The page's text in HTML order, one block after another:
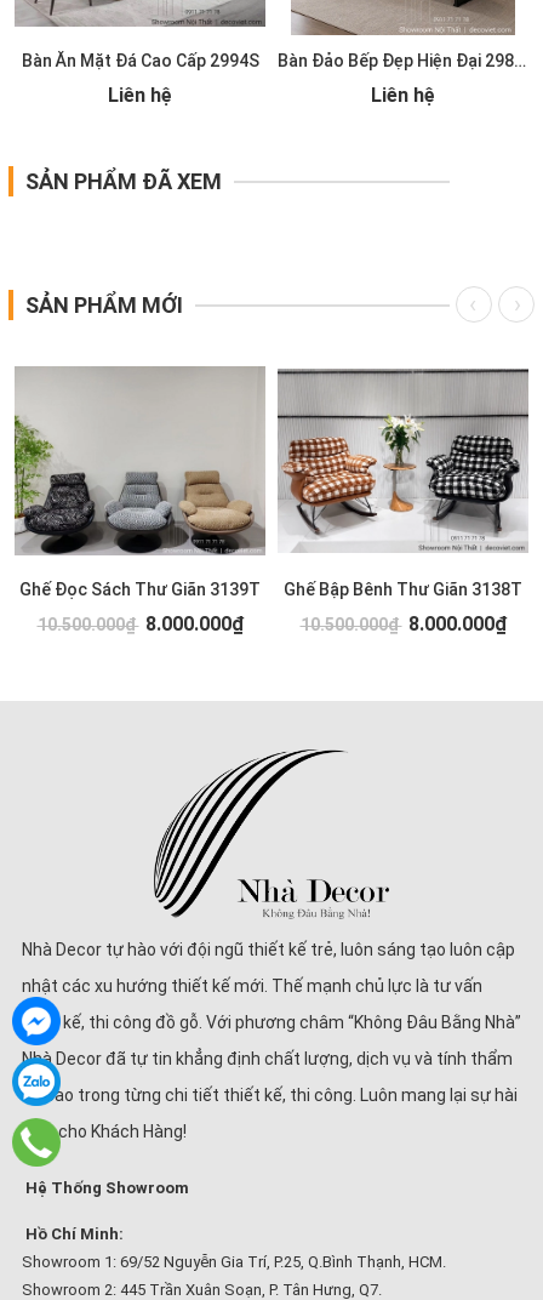
Bàn Ăn Mặt Đá Cao Cấp 2994S
Liên hệ
Bàn Đảo Bếp Đẹp Hiện Đại 2986S
Liên hệ
SẢN PHẨM ĐÃ XEM
SẢN PHẨM MỚI
Ghế Đọc Sách Thư Giãn 3139T
10.500.000₫ 8.000.000₫
Ghế Bập Bênh Thư Giãn 3138T
10.500.000₫ 8.000.000₫
Nhà Decor tự hào với đội ngũ thiết kế trẻ, luôn sáng tạo luôn cập
nhật các xu hướng thiết kế mới. Thế mạnh chủ lực là tư vấn
thiết kế, thi công đồ gỗ. Với phương châm “Không Đâu Bằng Nhà”
Nhà Decor đã tự tin khẳng định chất lượng, dịch vụ và tính thẩm
mĩ cao trong từng chi tiết thiết kế, thi công. Luôn mang lại sự hài
lòng cho Khách Hàng!
Hệ Thống Showroom
Hồ Chí Minh:
Showroom 1: 69/52 Nguyễn Gia Trí, P.25, Q.Bình Thạnh, HCM.
Showroom 2: 445 Trần Xuân Soạn, P. Tân Hưng, Q7.